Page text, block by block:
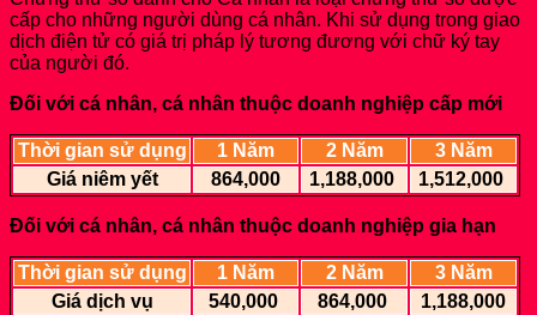
cấp cho những người dùng cá nhân. Khi sử dụng trong giao
dịch điện tử có giá trị pháp lý tương đương với chữ ký tay
của người đó.
Đối với cá nhân, cá nhân thuộc doanh nghiệp cấp mới
Thời gian sử dụng 1 Năm 2 Năm
3 Năm
Giá niêm yết
864,000 1,188,000 1,512,000
Đối với cá nhân, cá nhân thuộc doanh nghiệp gia hạn
Thời gian sử dụng 1 Năm 2 Năm
3 Năm
Giá dịch vụ
540,000 864,000 1,188,000